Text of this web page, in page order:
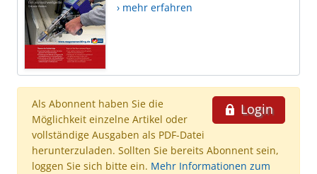
› mehr erfahren
Login
Als Abonnent haben Sie die
Möglichkeit einzelne Artikel oder
vollständige Ausgaben als PDF-Datei
herunterzuladen. Sollten Sie bereits Abonnent sein,
loggen Sie sich bitte ein. Mehr Informationen zum